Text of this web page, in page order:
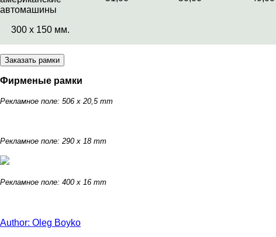
автомашины
300 х 150 мм.
Фирменые рамки
Рекламное поле: 506 x 20,5 mm
Рекламное поле: 290 x 18 mm
Рекламное поле: 400 x 16 mm
Author: Oleg Boyko